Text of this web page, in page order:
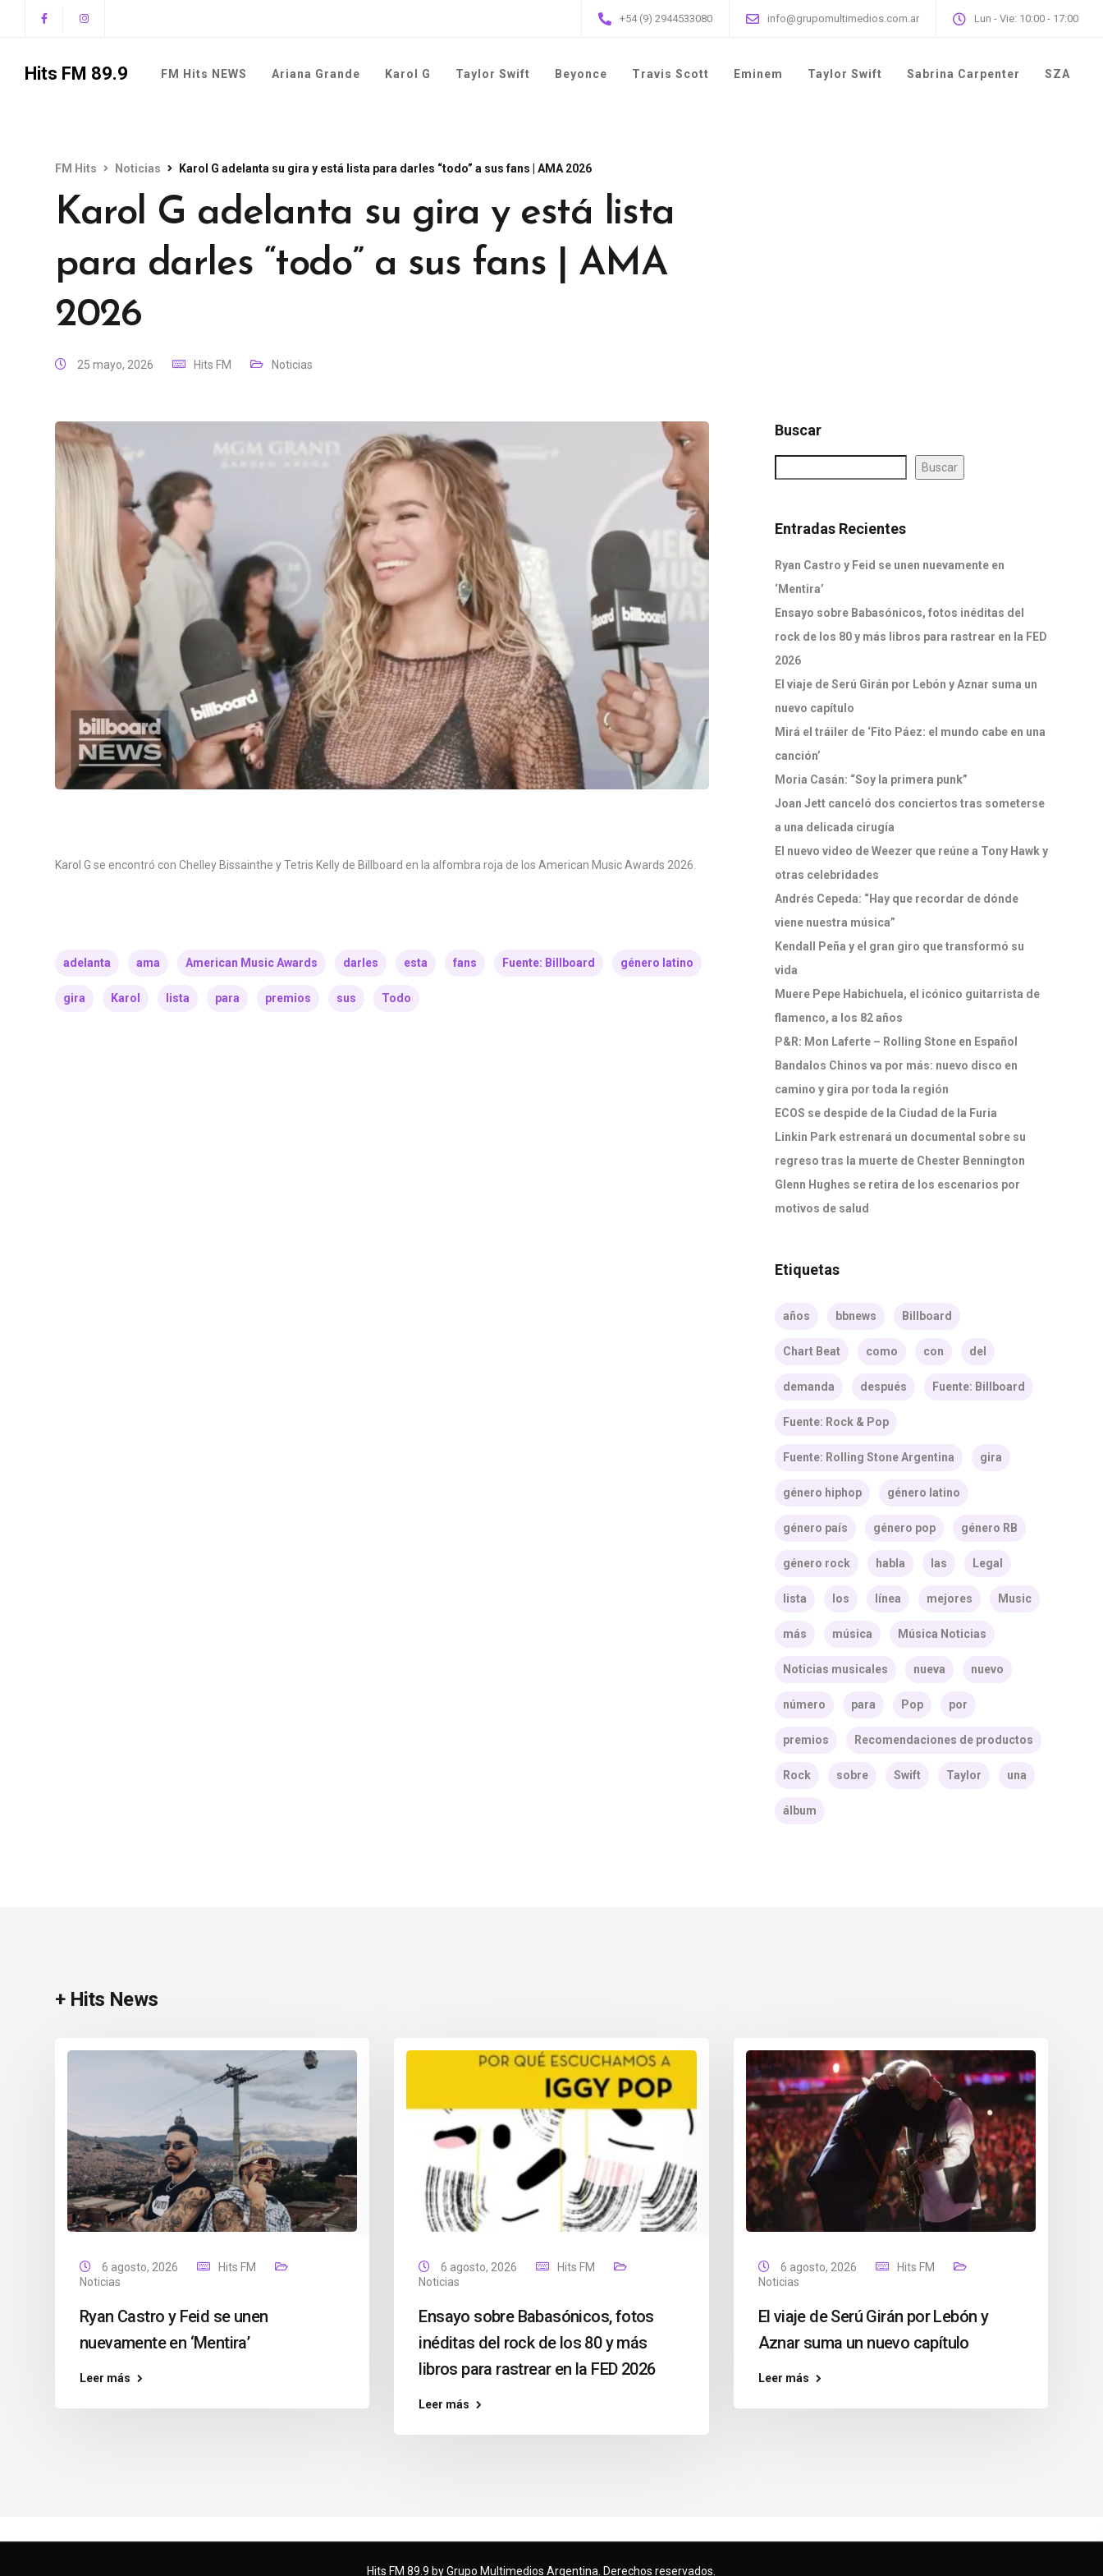
+54 (9) 2944533080 info@grupomultimedios.com.ar Lun - Vie: 10:00 - 17:00
Hits FM 89.9 FM Hits NEWS Ariana Grande Karol G Taylor Swift Beyonce Travis Scott Eminem Taylor Swift Sabrina Carpenter SZA
FM Hits Noticias Karol G adelanta su gira y está lista para darles “todo” a sus fans | AMA 2026
Karol G adelanta su gira y está lista
para darles “todo” a sus fans | AMA
2026
25 mayo, 2026 Hits FM Noticias
Karol G se encontró con Chelley Bissainthe y Tetris Kelly de Billboard en la alfombra roja de los American Music Awards 2026.
adelanta ama American Music Awards darles esta fans Fuente: Billboard género latino
gira Karol lista para premios sus Todo
Buscar
Buscar
Entradas Recientes
Ryan Castro y Feid se unen nuevamente en
‘Mentira’
Ensayo sobre Babasónicos, fotos inéditas del
rock de los 80 y más libros para rastrear en la FED
2026
El viaje de Serú Girán por Lebón y Aznar suma un
nuevo capítulo
Mirá el tráiler de ‘Fito Páez: el mundo cabe en una
canción’
Moria Casán: “Soy la primera punk”
Joan Jett canceló dos conciertos tras someterse
a una delicada cirugía
El nuevo video de Weezer que reúne a Tony Hawk y
otras celebridades
Andrés Cepeda: “Hay que recordar de dónde
viene nuestra música”
Kendall Peña y el gran giro que transformó su
vida
Muere Pepe Habichuela, el icónico guitarrista de
flamenco, a los 82 años
P&R: Mon Laferte – Rolling Stone en Español
Bandalos Chinos va por más: nuevo disco en
camino y gira por toda la región
ECOS se despide de la Ciudad de la Furia
Linkin Park estrenará un documental sobre su
regreso tras la muerte de Chester Bennington
Glenn Hughes se retira de los escenarios por
motivos de salud
Etiquetas
años bbnews Billboard
Chart Beat como con del
demanda después Fuente: Billboard
Fuente: Rock & Pop
Fuente: Rolling Stone Argentina gira
género hiphop género latino
género país género pop género RB
género rock habla las Legal
lista los línea mejores Music
más música Música Noticias
Noticias musicales nueva nuevo
número para Pop por
premios Recomendaciones de productos
Rock sobre Swift Taylor una
álbum
+ Hits News
6 agosto, 2026
Hits FM
Noticias
Ryan Castro y Feid se unen
nuevamente en ‘Mentira’
Leer más
6 agosto, 2026
Hits FM
Noticias
Ensayo sobre Babasónicos, fotos
inéditas del rock de los 80 y más
libros para rastrear en la FED 2026
Leer más
6 agosto, 2026
Hits FM
Noticias
El viaje de Serú Girán por Lebón y
Aznar suma un nuevo capítulo
Leer más
Hits FM 89.9 by Grupo Multimedios Argentina. Derechos reservados.